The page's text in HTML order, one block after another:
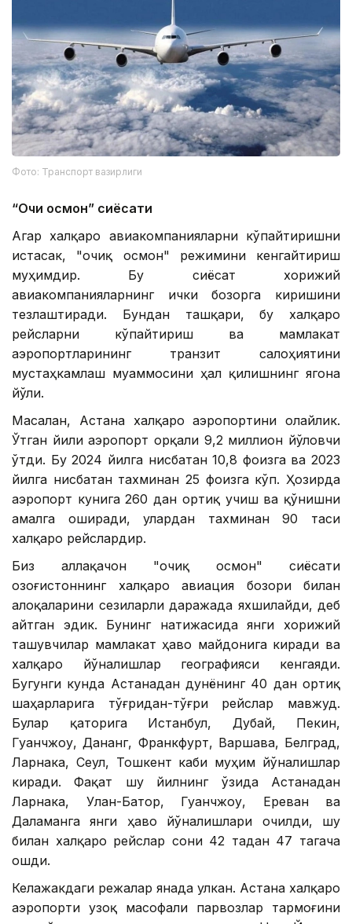
Фото: Транспорт вазирлиги
“Очиқ осмон” сиёсати
Агар халқаро авиакомпанияларни кўпайтиришни
истасак, "очиқ осмон" режимини кенгайтириш
муҳимдир. Бу сиёсат хорижий
авиакомпанияларнинг ички бозорга киришини
тезлаштиради. Бундан ташқари, бу халқаро
рейсларни кўпайтириш ва мамлакат
аэропортларининг транзит салоҳиятини
мустаҳкамлаш муаммосини ҳал қилишнинг ягона
йўли.
Масалан, Астана халқаро аэропортини олайлик.
Ўтган йили аэропорт орқали 9,2 миллион йўловчи
ўтди. Бу 2024 йилга нисбатан 10,8 фоизга ва 2023
йилга нисбатан тахминан 25 фоизга кўп. Ҳозирда
аэропорт кунига 260 дан ортиқ учиш ва қўнишни
амалга оширади, улардан тахминан 90 таси
халқаро рейслардир.
Биз аллақачон "очиқ осмон" сиёсати
Қозоғистоннинг халқаро авиация бозори билан
алоқаларини сезиларли даражада яхшилайди, деб
айтган эдик. Бунинг натижасида янги хорижий
ташувчилар мамлакат ҳаво майдонига киради ва
халқаро йўналишлар географияси кенгаяди.
Бугунги кунда Астанадан дунёнинг 40 дан ортиқ
шаҳарларига тўғридан-тўғри рейслар мавжуд.
Булар қаторига Истанбул, Дубай, Пекин,
Гуанчжоу, Дананг, Франкфурт, Варшава, Белград,
Ларнака, Сеул, Тошкент каби муҳим йўналишлар
киради. Фақат шу йилнинг ўзида Астанадан
Ларнака, Улан-Батор, Гуанчжоу, Ереван ва
Даламанга янги ҳаво йўналишлари очилди, шу
билан халқаро рейслар сони 42 тадан 47 тагача
ошди.
Келажакдаги режалар янада улкан. Астана халқаро
аэропорти узоқ масофали парвозлар тармоғини